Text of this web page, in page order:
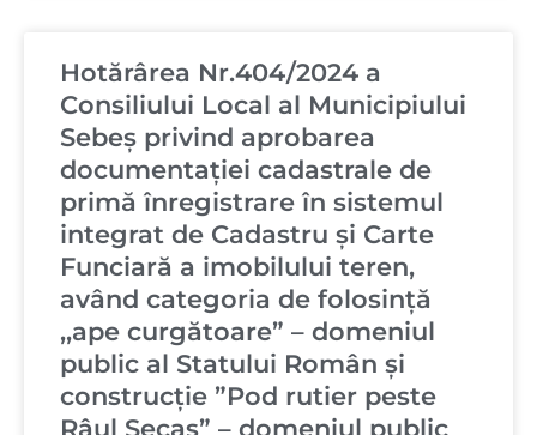
Hotărârea Nr.404/2024 a
Consiliului Local al Municipiului
Sebeș privind aprobarea
documentației cadastrale de
primă înregistrare în sistemul
integrat de Cadastru și Carte
Funciară a imobilului teren,
având categoria de folosință
,,ape curgătoare” – domeniul
public al Statului Român și
construcție ”Pod rutier peste
Râul Secaș” – domeniul public